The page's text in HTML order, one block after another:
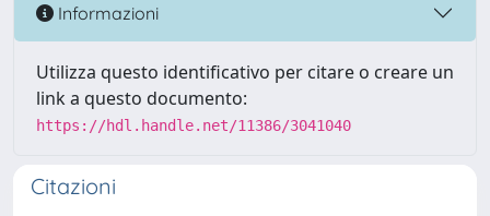
Informazioni
Utilizza questo identificativo per citare o creare un
link a questo documento:
https://hdl.handle.net/11386/3041040
Citazioni